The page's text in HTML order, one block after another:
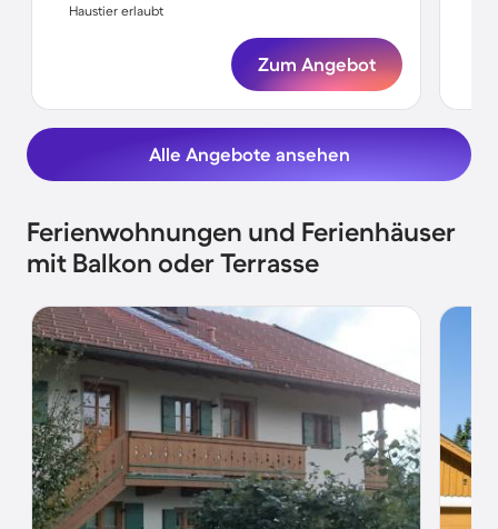
Haustier erlaubt
Zum Angebot
Alle Angebote ansehen
Ferienwohnungen und Ferienhäuser
mit Balkon oder Terrasse